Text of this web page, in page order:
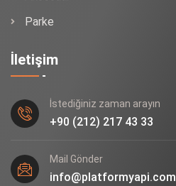
Parke
İletişim
İstediğiniz zaman arayın
+90 (212) 217 43 33
Mail Gönder
info@platformyapi.com